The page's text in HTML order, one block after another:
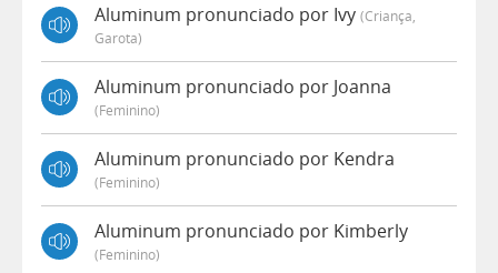
Aluminum pronunciado por Ivy (criança,
Garota)
Aluminum pronunciado por Joanna
(feminino)
Aluminum pronunciado por Kendra
(feminino)
Aluminum pronunciado por Kimberly
(feminino)